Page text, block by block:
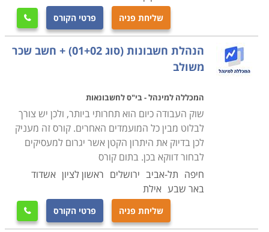
שליחת פניה פרטי הקורס 
הנהלת חשבונות (סוג 01+02) + חשב שכר
משולב
המכללה למינהל - בי"ס לחשבונאות
שוק העבודה כיום הוא תחרותי ביותר, ולכן יש צורך
לבלוט מבין כל המועמדים האחרים. קורס זה מעניק
לכן בדיוק את היתרון הקטן אשר יגרום למעסיקים
לבחור דווקא בכן. בתום קורס
חיפה תל-אביב ירושלים ראשון לציון אשדוד
באר שבע אילת
שליחת פניה פרטי הקורס 